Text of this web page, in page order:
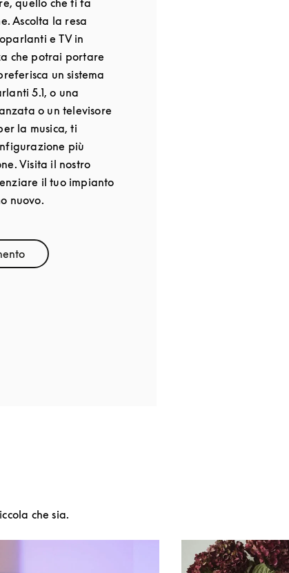
quello che ti fa
Ascolta la resa
e TV in
che potrai portare
un sistema
5.1, o una
o un televisore
la musica, ti
più
Visita il nostro
il tuo impianto
nuovo.
in New Tab
che sia.